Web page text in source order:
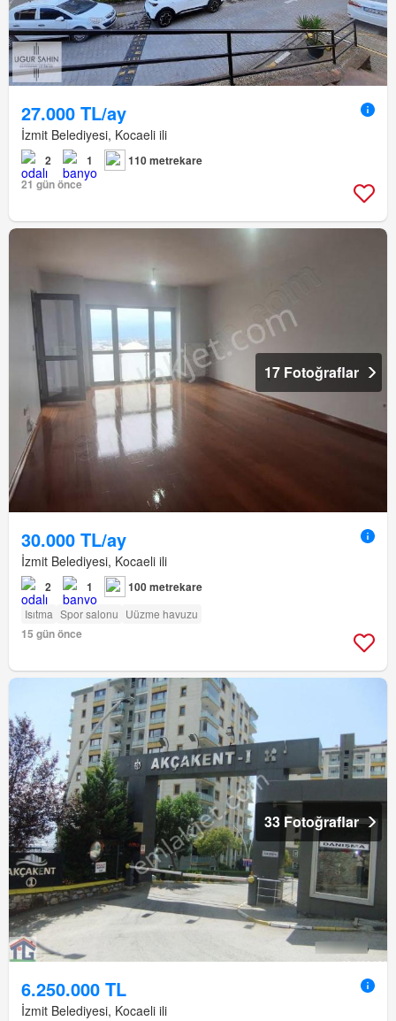
27.000 TL/ay
İzmit Belediyesi, Kocaeli ili
2 1
110 metrekare
21 gün önce
17 Fotoğraflar
30.000 TL/ay
İzmit Belediyesi, Kocaeli ili
2 1 100 metrekare
Isıtma Spor salonu Uüzme havuzu
15 gün önce
33 Fotoğraflar
6.250.000 TL
İzmit Belediyesi, Kocaeli ili